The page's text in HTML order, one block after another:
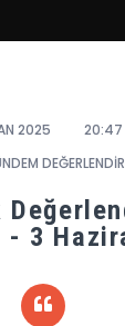
2025
20:47
- 3